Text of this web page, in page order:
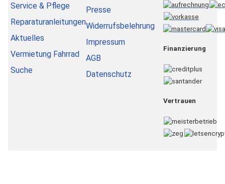
Service & Pflege
Reparaturanleitungen
Aktuelles
Vermietung Fahrrad
Suche
Presse
Widerrufsbelehrung
Impressum
AGB
Datenschutz
Finanzierung
Vertrauen